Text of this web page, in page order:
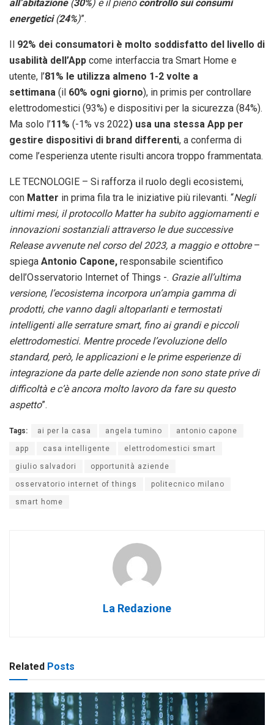
all’abitazione(30%) e il pieno controllo sui consumi
energetici(24%)”.
Il 92% dei consumatori è molto soddisfatto del livello di
usabilità dell’App come interfaccia tra Smart Home e
utente, l’81% le utilizza almeno 1-2 volte a
settimana (il 60% ogni giorno), in primis per controllare
elettrodomestici (93%) e dispositivi per la sicurezza (84%).
Ma solo l’11% (-1% vs 2022) usa una stessa App per
gestire dispositivi di brand differenti, a conferma di
come l’esperienza utente risulti ancora troppo frammentata.
LE TECNOLOGIE – Si rafforza il ruolo degli ecosistemi,
con Matter in prima fila tra le iniziative più rilevanti. “Negli
ultimi mesi, il protocollo Matter ha subito aggiornamenti e
innovazioni sostanziali attraverso le due successive
Release avvenute nel corso del 2023, a maggio e ottobre–
spiega Antonio Capone, responsabile scientifico
dell’Osservatorio Internet of Things -. Grazie all’ultima
versione, l’ecosistema incorpora un’ampia gamma di
prodotti, che vanno dagli altoparlanti e termostati
intelligenti alle serrature smart, fino ai grandi e piccoli
elettrodomestici. Mentre procede l’evoluzione dello
standard, però, le applicazioni e le prime esperienze di
integrazione da parte delle aziende non sono state prive di
difficoltà e c’è ancora molto lavoro da fare su questo
aspetto”.
Tags: ai per la casa angela tumino antonio capone
app casa intelligente elettrodomestici smart
giulio salvadori opportunità aziende
osservatorio internet of things politecnico milano
smart home
La Redazione
Related Posts